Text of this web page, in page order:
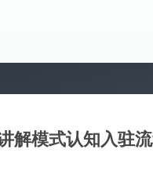
解模式认知入驻